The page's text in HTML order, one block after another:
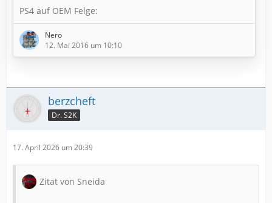
PS4 auf OEM Felge:
Nero
12. Mai 2016 um 10:10
berzcheft
Dr. S2K
17. April 2026 um 20:39
Zitat von Sneida